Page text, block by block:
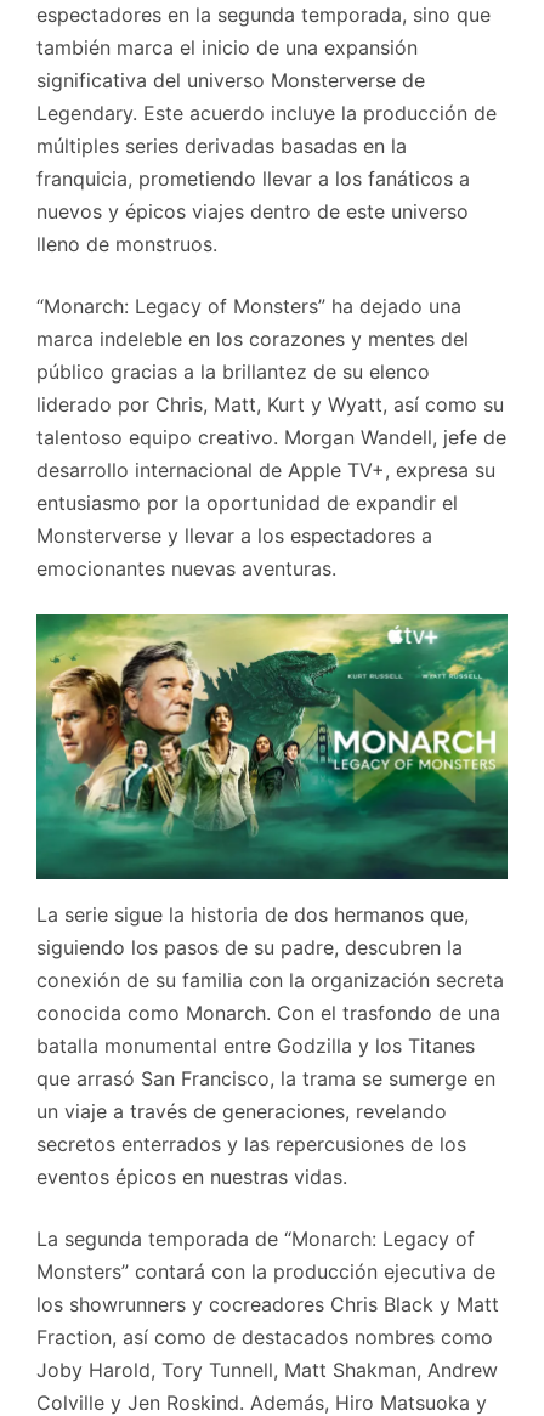
espectadores en la segunda temporada, sino que
también marca el inicio de una expansión
significativa del universo Monsterverse de
Legendary. Este acuerdo incluye la producción de
múltiples series derivadas basadas en la
franquicia, prometiendo llevar a los fanáticos a
nuevos y épicos viajes dentro de este universo
lleno de monstruos.
“Monarch: Legacy of Monsters” ha dejado una
marca indeleble en los corazones y mentes del
público gracias a la brillantez de su elenco
liderado por Chris, Matt, Kurt y Wyatt, así como su
talentoso equipo creativo. Morgan Wandell, jefe de
desarrollo internacional de Apple TV+, expresa su
entusiasmo por la oportunidad de expandir el
Monsterverse y llevar a los espectadores a
emocionantes nuevas aventuras.
La serie sigue la historia de dos hermanos que,
siguiendo los pasos de su padre, descubren la
conexión de su familia con la organización secreta
conocida como Monarch. Con el trasfondo de una
batalla monumental entre Godzilla y los Titanes
que arrasó San Francisco, la trama se sumerge en
un viaje a través de generaciones, revelando
secretos enterrados y las repercusiones de los
eventos épicos en nuestras vidas.
La segunda temporada de “Monarch: Legacy of
Monsters” contará con la producción ejecutiva de
los showrunners y cocreadores Chris Black y Matt
Fraction, así como de destacados nombres como
Joby Harold, Tory Tunnell, Matt Shakman, Andrew
Colville y Jen Roskind. Además, Hiro Matsuoka y